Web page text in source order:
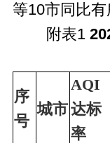
等10市同比有
附表1
序
号
城市
AQI
达标
率